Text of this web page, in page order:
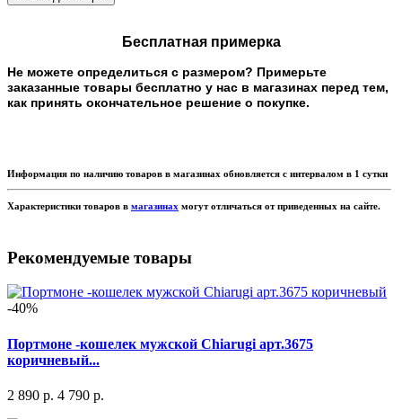
Бесплатная примерка
Не можете определиться с размером? Примерьте
заказанные товары бесплатно у нас в магазинах перед тем,
как принять окончательное решение о покупке.
Информация по наличию товаров в магазинах обновляется с интервалом в 1 сутки
Характеристики товаров в магазинах могут отличаться от приведенных на сайте.
Рекомендуемые товары
-40%
Портмоне -кошелек мужской Chiarugi арт.3675
коричневый...
2 890 р. 4 790 р.